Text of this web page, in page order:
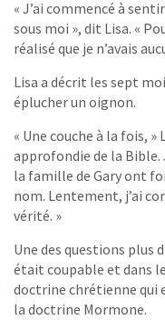
« J’ai commencé à
sous moi », dit Lisa. «
réalisé que je n’avais
Lisa a décrit les sept
éplucher un oignon.
« Une couche à la fois, »
approfondie de la Bible.
la famille de Gary ont
nom. Lentement, j’ai
vérité. »
Une des questions plus
était coupable et dans
doctrine chrétienne
la doctrine Mormone.